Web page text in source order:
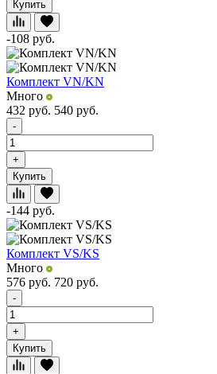
Купить
-108 руб.
Комплект VN/KN
Много
432 руб. 540 руб.
-
+
Купить
-144 руб.
Комплект VS/KS
Много
576 руб. 720 руб.
-
+
Купить